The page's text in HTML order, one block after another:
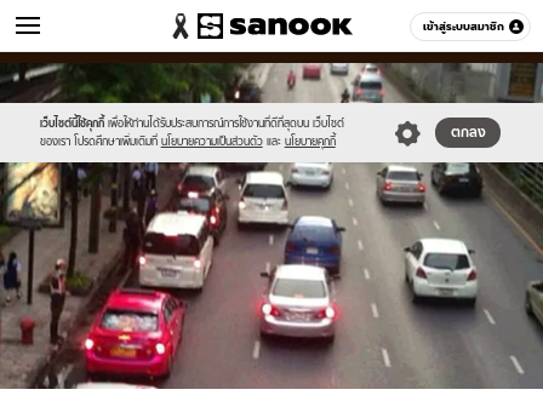
เข้าสู่ระบบสมาชิก
ข่าว หมวดอื่นๆ
เว็บไซต์นี้ใช้คุกกี้ เพื่อให้ท่านได้รับประสบการณ์การใช้งานที่ดีที่สุดบน เว็บไซต์
ของเรา โปรดศึกษาเพิ่มเติมที่ นโยบายความเป็นส่วนตัว และ นโยบายคุกกี้
ตกลง
Sanook
//s.isanook.com/sr/0/images/logo-
new-
sanook.png
600
60
//s.isanook.com/ns/0/ud/367/1836026/634369-
01.jpg